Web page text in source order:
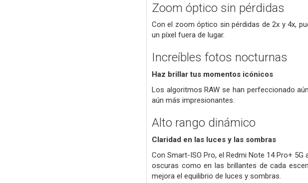
Zoom óptico sin pérdidas
Con el zoom óptico sin pérdidas de 2x y 4x,
un píxel fuera de lugar.
Increíbles fotos nocturnas
Haz brillar tus momentos icónicos
Los algoritmos RAW se han perfeccionado
aún más impresionantes.
Alto rango dinámico
Claridad en las luces y las sombras
Con Smart-ISO Pro, el Redmi Note 14 Pro+
oscuras como en las brillantes de cada
mejora el equilibrio de luces y sombras.